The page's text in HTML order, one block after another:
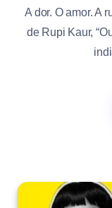
A dor. O amor. A
de Rupi Kaur,